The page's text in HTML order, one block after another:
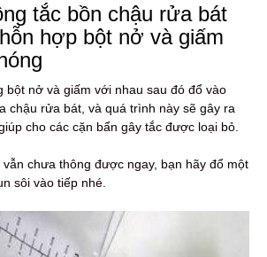
tắc bồn chậu rửa bát
hợp bột nở và giấm
bột nở và giấm với nhau sau đó đổ vào
chậu rửa bát, và quá trình này sẽ gây ra
cho các cặn bẩn gây tắc được loại bỏ.
chưa thông được ngay, bạn hãy đổ một
sôi vào tiếp nhé.